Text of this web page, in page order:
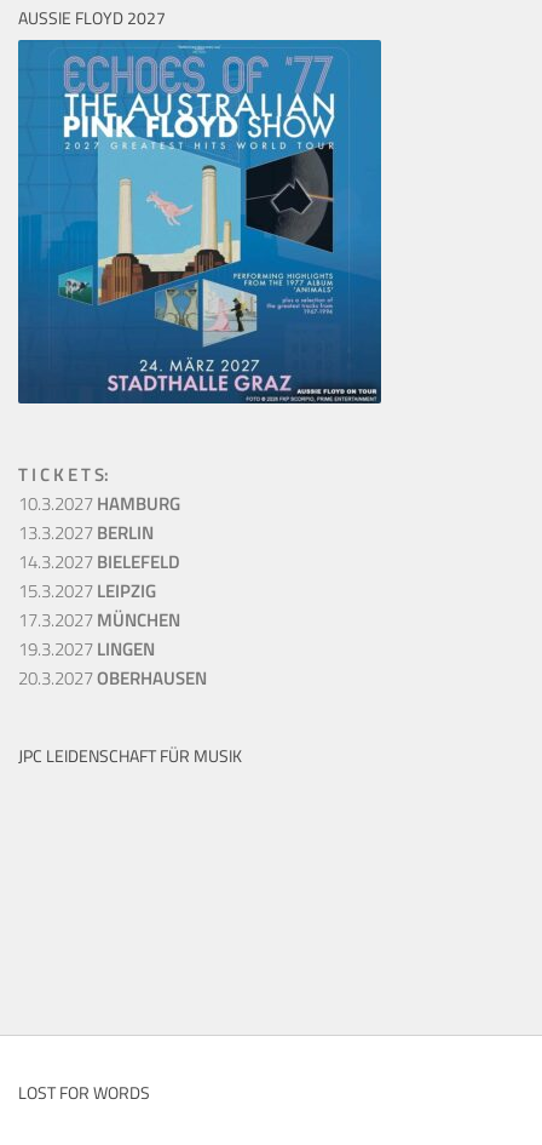
AUSSIE FLOYD 2027
T I C K E T S:
10.3.2027HAMBURG
13.3.2027BERLIN
14.3.2027BIELEFELD
15.3.2027LEIPZIG
17.3.2027MÜNCHEN
19.3.2027LINGEN
20.3.2027OBERHAUSEN
JPC LEIDENSCHAFT FÜR MUSIK
LOST FOR WORDS